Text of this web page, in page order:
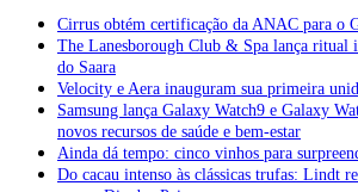
Cirrus obtém certificação da ANAC para o
The Lanesborough Club & Spa lança ritual
do Saara
Velocity e Aera inauguram sua primeira
Samsung lança Galaxy Watch9 e Galaxy
novos recursos de saúde e bem-estar
Ainda dá tempo: cinco vinhos para
Do cacau intenso às clássicas trufas: Lindt